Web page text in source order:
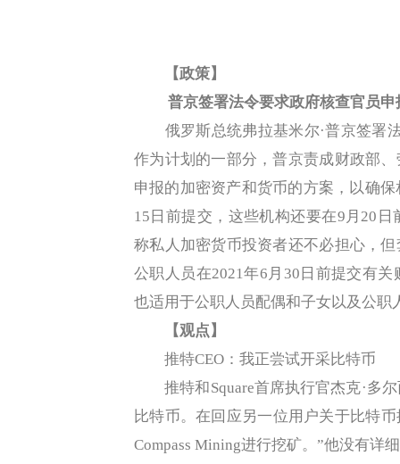
【政策】
普京签署法令要求政府核查官员
俄罗斯总统弗拉基米尔·普京签署法
作为计划的一部分，普京责成财政部
申报的加密资产和货币的方案，以确
15日前提交，这些机构还要在9月20
称私人加密货币投资者还不必担心，
公职人员在2021年6月30日前提交有
也适用于公职人员配偶和子女以及公职
【观点】
推特CEO：我正尝试开采比特币
推特和Square首席执行官杰克·多尔
比特币。在回应另一位用户关于比特
Compass Mining进行挖矿。”他没有详